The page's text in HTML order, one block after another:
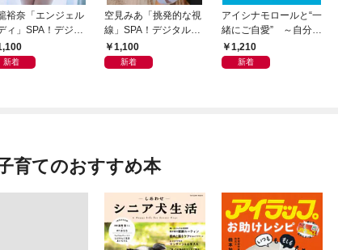
裕奈「エンジェル
ィ」SPA！デジタ
真集
新着
空見みあ「挑発的な視
線」SPA！デジタル写
真集1,100
新着
アイシナモロールと“一
緒にご自愛” ～自分を
好きになるための56の
コツ～
1,210
新着
育てのおすすめ本